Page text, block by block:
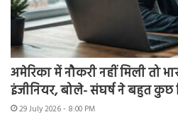
अमेरिका में नौकरी नहीं मिली तो
इंजीनियर, बोले- संघर्ष ने बहुत कुछ
29 July 2026 - 8:00 PM